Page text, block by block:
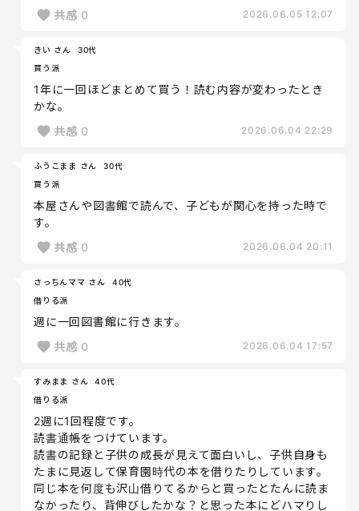
共感 0 2026.06.05 12:07
きい さん
30代
買う派
1年に一回ほどまとめて買う！読む内容が変わったとき
かな。
共感 0 2026.06.04 22:29
ふうこまま さん
30代
買う派
本屋さんや図書館で読んで、子どもが関心を持った時で
す。
共感 0 2026.06.04 20:11
さっちんママ さん
40代
借りる派
週に一回図書館に行きます。
共感 0 2026.06.04 17:57
すみまま さん
40代
借りる派
2週に1回程度です。
読書通帳をつけています。
読書の記録と子供の成長が見えて面白いし、子供自身も
たまに見返して保育園時代の本を借りたりしています。
同じ本を何度も沢山借りてるからと買ったとたんに読ま
なかったり、背伸びしたかな？と思った本にどハマりし